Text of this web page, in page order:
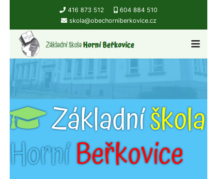
416 873 512
604 884 510
skola@obechorniberkovice.cz
Základníškola
HorníBeřkovice